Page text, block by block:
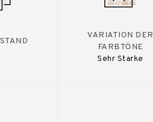
VARIATION DER
FARBTÖNE
Sehr Starke